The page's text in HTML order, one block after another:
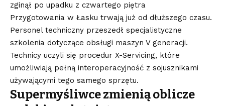
zginął po upadku z czwartego piętra
Przygotowania w Łasku trwają już od dłuższego czasu.
Personel techniczny przeszedł specjalistyczne
szkolenia dotyczące obsługi maszyn V generacji.
Technicy uczyli się procedur X-Servicing, które
umożliwiają pełną interoperacyjność z sojusznikami
używającymi tego samego sprzętu.
Supermyśliwce zmienią oblicze